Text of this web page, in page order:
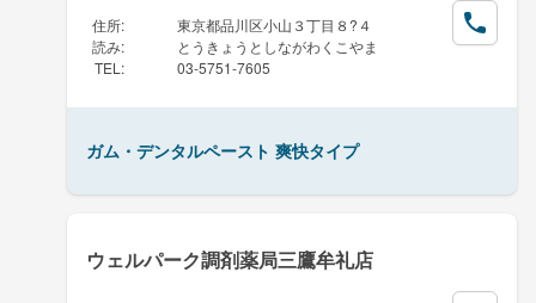
住所:
東京都品川区小山３丁目８?４
読み:
とうきょうとしながわくこやま
TEL : 03-5751-7605
ガム・デンタルペースト 爽快タイプ
ウェルパーク調剤薬局三鷹牟礼店